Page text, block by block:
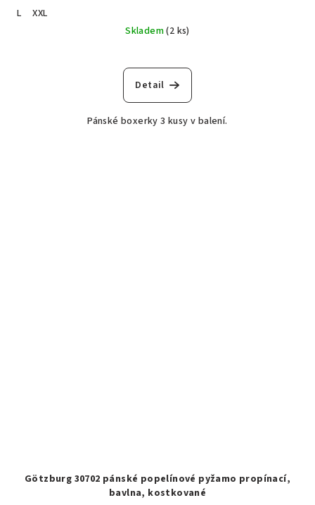
L
XXL
Skladem(2 ks)
Detail
Pánské boxerky 3 kusy v balení.
Götzburg 30702 pánské popelínové pyžamo propínací,
bavlna, kostkované